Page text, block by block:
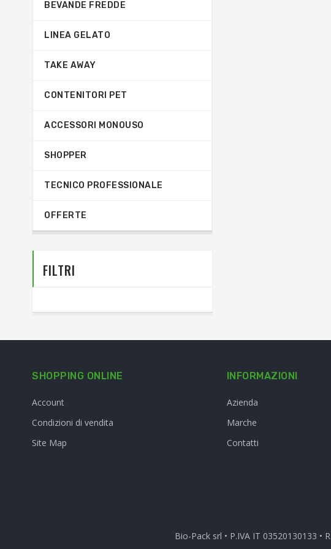
BEVANDE FREDDE
LINEA GELATO
TAKE AWAY
CONTENITORI PET
ACCESSORI MONOUSO
SHOPPER
TECNICO PROFESSIONALE
OFFERTE
FILTRI
SHOPPING ONLINE
Account
Condizioni di vendita
Site Map
INFORMAZIONI
Azienda
Marche
Contatti
Bio-Pack srl • P.IVA IT 03520130133 •